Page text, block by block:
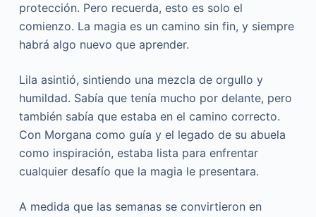
protección. Pero recuerda, esto es solo el
comienzo. La magia es un camino sin fin, y siempre
habrá algo nuevo que aprender.
Lila asintió, sintiendo una mezcla de orgullo y
humildad. Sabía que tenía mucho por delante, pero
también sabía que estaba en el camino correcto.
Con Morgana como guía y el legado de su abuela
como inspiración, estaba lista para enfrentar
cualquier desafío que la magia le presentara.
A medida que las semanas se convirtieron en